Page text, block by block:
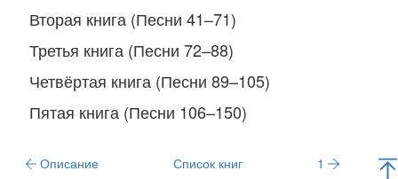
Вторая книга (Песни 41–71)
Третья книга (Песни 72–88)
Четвёртая книга (Песни 89–105)
Пятая книга (Песни 106–150)
Описание Список книг 1